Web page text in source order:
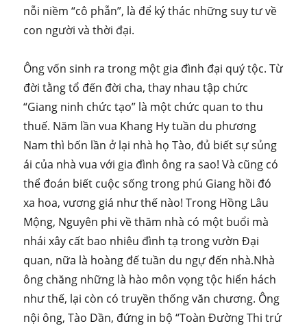
nỗi niềm “cô phẫn”, là để ký thác những suy tư về
con người và thời đại.
Ông vốn sinh ra trong một gia đình đại quý tộc. Từ
đời tằng tổ đến đời cha, thay nhau tập chức
“Giang ninh chức tạo” là một chức quan to thu
thuế. Năm lần vua Khang Hy tuần du phương
Nam thì bốn lần ở lại nhà họ Tào, đủ biết sự sủng
ái của nhà vua với gia đình ông ra sao! Và cũng có
thể đoán biết cuộc sống trong phú Giang hồi đó
xa hoa, vương giá như thế nào! Trong Hồng Lâu
Mộng, Nguyên phi về thăm nhà có một buổi mà
nhái xây cất bao nhiêu đình tạ trong vườn Đại
quan, nữa là hoàng đế tuần du ngự đến nhà.Nhà
ông chăng những là hào môn vọng tộc hiển hách
như thế, lại còn có truyền thống văn chương. Ông
nội ông, Tào Dần, đứng in bộ “Toàn Đường Thi trứ